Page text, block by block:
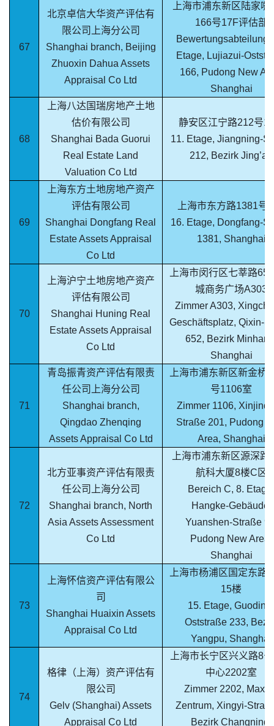
67
北京卓信大华资产评估有
限公司上海分公司
Shanghai branch, Beijing
Zhuoxin Dahua Assets
Appraisal Co Ltd
上海市浦东新区陆家嘴
166号17F评估部
Bewertungsabteilung,
Etage, Lujiazui-
166, Pudong New
Shanghai
68
上海八达国瑞房地产土地
估价有限公司
Shanghai Bada Guorui
Real Estate Land
Valuation Co Ltd
静安区江宁路212号
11. Etage, Jiangning-
212, Bezirk Jing’an
69
上海东方土地房地产资产
评估有限公司
Shanghai Dongfang Real
Estate Assets Appraisal
Co Ltd
上海市东方路1381号
16. Etage, Dongfang-
1381, Shanghai
70
上海沪宁土地房地产资产
评估有限公司
Shanghai Huning Real
Estate Assets Appraisal
Co Ltd
上海市闵行区七莘路
城商务广场A303
Zimmer A303,
Geschäftsplatz, Qixin-
652, Bezirk
Shanghai
71
青岛振青资产评估有限责
任公司上海分公司
Shanghai branch,
Qingdao Zhenqing
Assets Appraisal Co Ltd
上海市浦东新区新金桥
号1106室
Zimmer 1106,
Straße 201, Pudong
Area, Shanghai
72
北方亚事资产评估有限责
任公司上海分公司
Shanghai branch, North
Asia Assets Assessment
Co Ltd
上海市浦东新区源深路
航科大厦8楼C区
Bereich C, 8. Etage,
Hangke-Gebäude,
Yuanshen-Straße
Pudong New Area,
Shanghai
73
上海怀信资产评估有限公
司
Shanghai Huaixin Assets
Appraisal Co Ltd
上海市杨浦区国定东路
15楼
15. Etage, Guoding-
Oststraße 233,
Yangpu, Shanghai
74
格律（上海）资产评估有
限公司
Gelv (Shanghai) Assets
Appraisal Co Ltd
上海市长宁区兴义路8
中心2202室
Zimmer 2202,
Zentrum, Xingyi-
Bezirk Changning,